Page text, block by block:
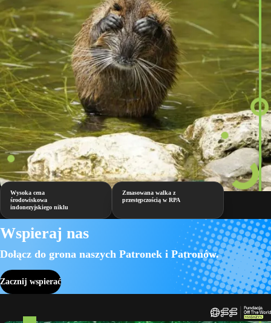
Wysoka cena
środowiskowa
indonezyjskiego niklu
Zmasowana walka z
przestępczością w RPA
Wspieraj nas
Dołącz do grona naszych Patronek i Patronów.
Zacznij wspierać